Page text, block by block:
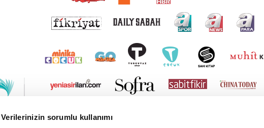
Verilerinizin sorumlu kullanımı